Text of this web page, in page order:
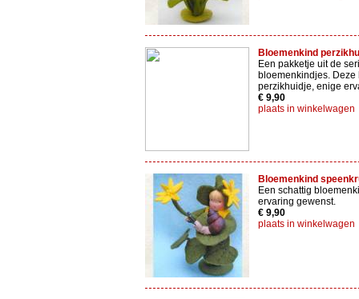
Bloemenkind
Een pakketje uit de
bloemenkindjes. Deze
perzikhuidje, enige
€ 9,90
plaats in winkelwagen
Bloemenkind
Een schattig
ervaring gewenst.
€ 9,90
plaats in winkelwagen